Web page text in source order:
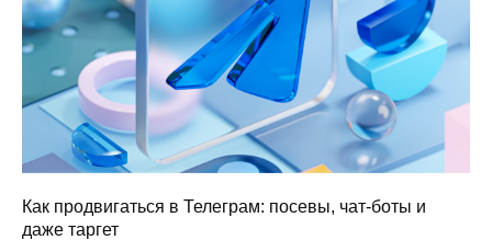
Как продвигаться в Телеграм: посевы, чат-боты и
даже таргет